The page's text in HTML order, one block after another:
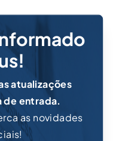
atualizações
de entrada.
as novidades